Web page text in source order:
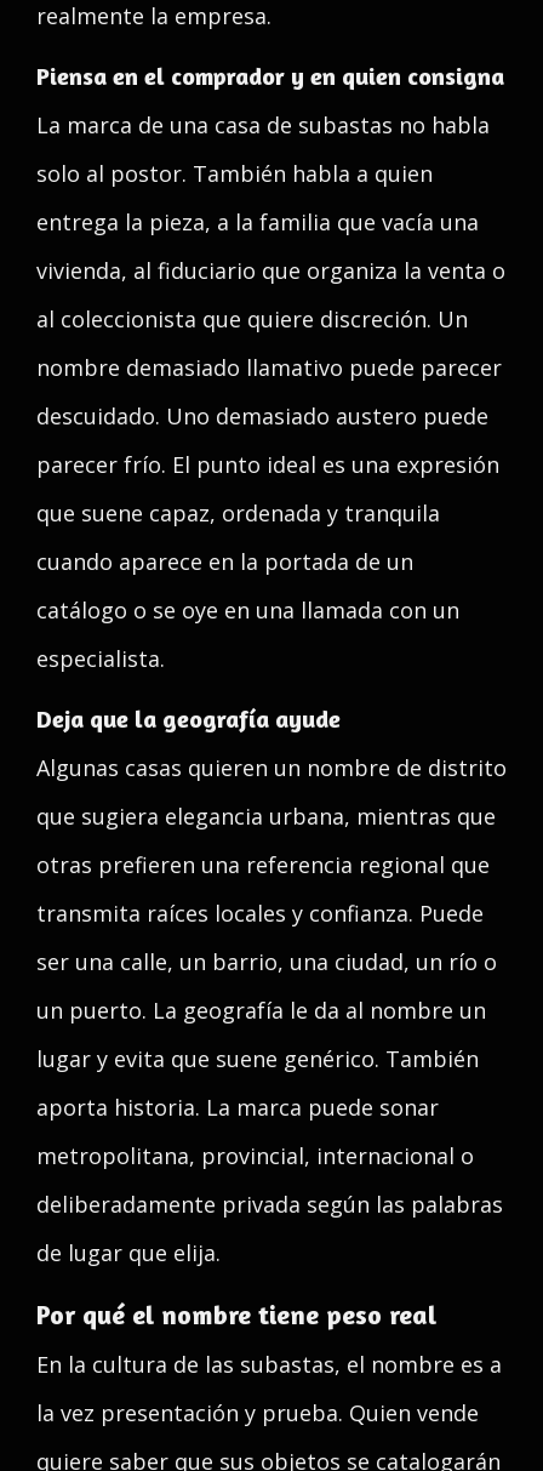
realmente la empresa.
Piensa en el comprador y en quien consigna
La marca de una casa de subastas no habla
solo al postor. También habla a quien
entrega la pieza, a la familia que vacía una
vivienda, al fiduciario que organiza la venta o
al coleccionista que quiere discreción. Un
nombre demasiado llamativo puede parecer
descuidado. Uno demasiado austero puede
parecer frío. El punto ideal es una expresión
que suene capaz, ordenada y tranquila
cuando aparece en la portada de un
catálogo o se oye en una llamada con un
especialista.
Deja que la geografía ayude
Algunas casas quieren un nombre de distrito
que sugiera elegancia urbana, mientras que
otras prefieren una referencia regional que
transmita raíces locales y confianza. Puede
ser una calle, un barrio, una ciudad, un río o
un puerto. La geografía le da al nombre un
lugar y evita que suene genérico. También
aporta historia. La marca puede sonar
metropolitana, provincial, internacional o
deliberadamente privada según las palabras
de lugar que elija.
Por qué el nombre tiene peso real
En la cultura de las subastas, el nombre es a
la vez presentación y prueba. Quien vende
quiere saber que sus objetos se catalogarán